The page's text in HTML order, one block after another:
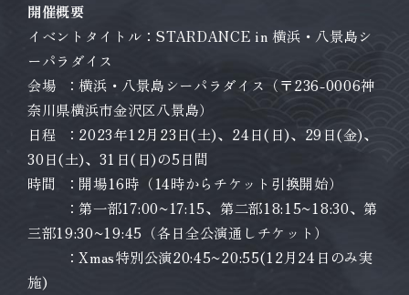
開催概要
イベントタイトル：STARDANCE in 横浜・八景島シ
ーパラダイス
会場 ：横浜・八景島シーパラダイス（〒236-0006神
奈川県横浜市金沢区八景島）
日程 ：2023年12月23日(土)、24日(日)、29日(金)、
30日(土)、31日(日)の5日間
時間 ：開場16時（14時からチケット引換開始）
：第一部17:00~17:15、第二部18:15~18:30、第
三部19:30~19:45（各日全公演通しチケット）
：Xmas特別公演20:45~20:55(12月24日のみ実
施)